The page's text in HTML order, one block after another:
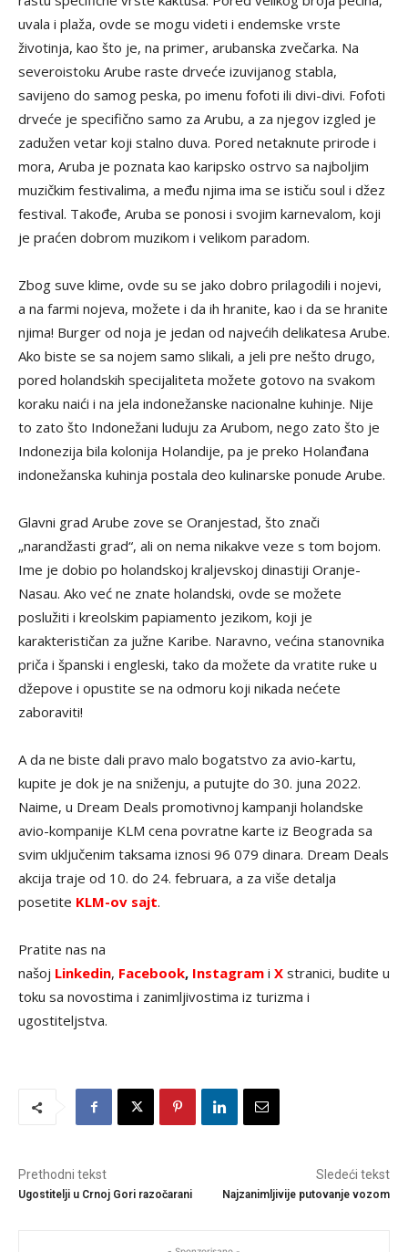
uvala i plaža, ovde se mogu videti i endemske vrste
životinja, kao što je, na primer, arubanska zvečarka. Na
severoistoku Arube raste drveće izuvijanog stabla,
savijeno do samog peska, po imenu fofoti ili divi-divi. Fofoti
drveće je specifično samo za Arubu, a za njegov izgled je
zadužen vetar koji stalno duva. Pored netaknute prirode i
mora, Aruba je poznata kao karipsko ostrvo sa najboljim
muzičkim festivalima, a među njima ima se ističu soul i džez
festival. Takođe, Aruba se ponosi i svojim karnevalom, koji
je praćen dobrom muzikom i velikom paradom.
Zbog suve klime, ovde su se jako dobro prilagodili i nojevi,
a na farmi nojeva, možete i da ih hranite, kao i da se hranite
njima! Burger od noja je jedan od najvećih delikatesa Arube.
Ako biste se sa nojem samo slikali, a jeli pre nešto drugo,
pored holandskih specijaliteta možete gotovo na svakom
koraku naići i na jela indonežanske nacionalne kuhinje. Nije
to zato što Indonežani luduju za Arubom, nego zato što je
Indonezija bila kolonija Holandije, pa je preko Holanđana
indonežanska kuhinja postala deo kulinarske ponude Arube.
Glavni grad Arube zove se Oranjestad, što znači
„narandžasti grad“, ali on nema nikakve veze s tom bojom.
Ime je dobio po holandskoj kraljevskoj dinastiji Oranje-
Nasau. Ako već ne znate holandski, ovde se možete
poslužiti i kreolskim papiamento jezikom, koji je
karakterističan za južne Karibe. Naravno, većina stanovnika
priča i španski i engleski, tako da možete da vratite ruke u
džepove i opustite se na odmoru koji nikada nećete
zaboraviti!
A da ne biste dali pravo malo bogatstvo za avio-kartu,
kupite je dok je na sniženju, a putujte do 30. juna 2022.
Naime, u Dream Deals promotivnoj kampanji holandske
avio-kompanije KLM cena povratne karte iz Beograda sa
svim uključenim taksama iznosi 96 079 dinara. Dream Deals
akcija traje od 10. do 24. februara, a za više detalja
posetite KLM-ov sajt.
Pratite nas na
našoj Linkedin, Facebook, Instagram i X stranici, budite u
toku sa novostima i zanimljivostima iz turizma i
ugostiteljstva.
Prethodni tekst
Ugostitelji u Crnoj Gori razočarani
Sledeći tekst
Najzanimljivije putovanje vozom